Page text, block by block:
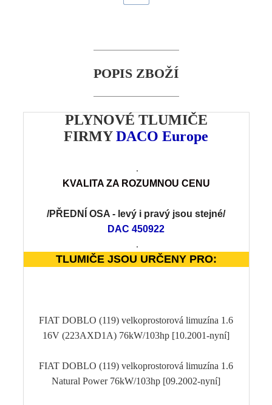
POPIS ZBOŽÍ
PLYNOVÉ TLUMIČE
FIRMYDACO Europe
.
KVALITA ZA ROZUMNOU CENU
/PŘEDNÍ OSA - levý i pravý jsou stejné/
DAC 450922
.
TLUMIČE JSOU URČENY PRO:
FIAT DOBLO (119) velkoprostorová limuzína 1.6
16V (223AXD1A) 76kW/103hp [10.2001-nyní]
FIAT DOBLO (119) velkoprostorová limuzína 1.6
Natural Power 76kW/103hp [09.2002-nyní]